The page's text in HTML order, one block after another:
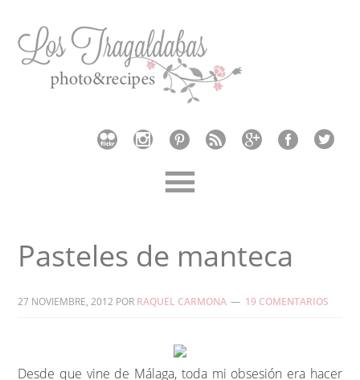
Pasteles de manteca
27 NOVIEMBRE, 2012 POR RAQUEL CARMONA 19 COMENTARIOS
Desde que vine de Málaga, toda mi obsesión era hacer